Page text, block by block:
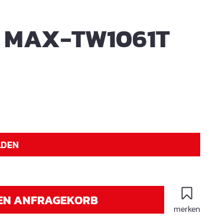
TW1061T
ANFRAGEKORB
merken